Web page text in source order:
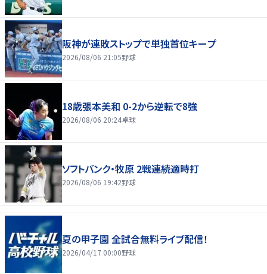
阪神が連敗ストップで単独首位キープ
2026/08/06 21:05野球
18歳張本美和 0-2から逆転で8強
2026/08/06 20:24卓球
ソフトバンク・牧原 2戦連続適時打
2026/08/06 19:42野球
夏の甲子園 全試合無料ライブ配信！
2026/04/17 00:00野球